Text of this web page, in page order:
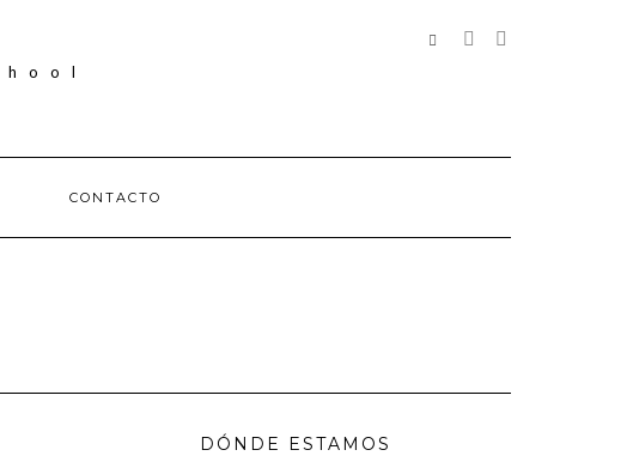
REDES
SOCIALES
CONTACTO
DÓNDE ESTAMOS